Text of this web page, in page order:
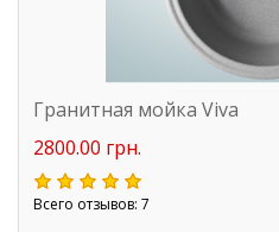
Гранитная мойка Viva
2800.00 грн.
Всего отзывов: 7